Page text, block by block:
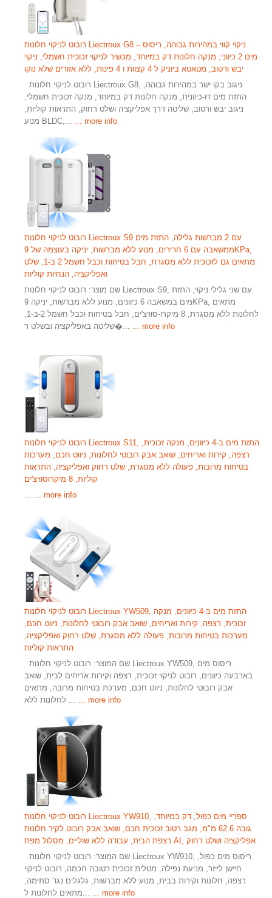
רובוט לניקוי חלונות Liectroux G8 – ניקוי קווי במהירות גבוהה, ריסוס
מים 2 כיווני, מנקה חלונות דק במיוחד, מכשיר לניקוי זכוכית חשמלי, ניקוי
יבש ורטוב, מטאטא ביוניק ל 4 קצוות ו 4 פינות, ללא אזורים שלא נוקו
התזת מים דו-כיוונית, מנקה חלונות דק במיוחד, מנקה זכוכית חשמלי,
ניגוב יבש ורטוב, שליטה דרך אפליקציה ושלט רחוק, התראות קוליות,
מנוע BLDC,...
... more info
רובוט לניקוי חלונות Liectroux S9 עם 2 מברשות גלילה, התזת מים
ממשאבה עם 6 חרירים, מנוע ללא מברשות, יניקה בעוצמה של 9KPa,
מתאים גם לזכוכית ללא מסגרת, חבל בטיחות וכבל חשמל 2 ב-1, שלט
ואפליקציה, הנחיות קוליות
שם מוצר: רובוט לניקוי חלונות Liectroux S9, עם שני גלילי ניקוי, התזת
מים במשאבה 6 כיוונים, מנוע ללא מברשות, יניקה 9KPa, מתאים
שליטה באפליקציה ובשלט ר�...
... more info
רובוט לניקוי חלונות Liectroux S11, התזת מים ב-4 כיוונים, מנקה זכוכית,
רצפה, קירות ואריחים, שואב אבק רובוטי לחלונות, ניווט חכם, מערכות
בטיחות מרובות, פעולה ללא מסגרת, שלט רחוק ואפליקציה, התראות
קוליות, 8 מיקרוסוויצ'ים
... more info
רובוט לניקוי חלונות Liectroux YW509, התזת מים ב-4 כיוונים, מנקה
זכוכית, רצפה, קירות ואריחים, שואב אבק רובוטי לחלונות, ניווט חכם,
מערכות בטיחות מרובות, פעולה ללא מסגרת, שלט רחוק ואפליקציה,
התראות קוליות
בארבעה כיוונים, רובוט לניקוי זכוכית, רצפה וקירות אריחים לבית, שואב
אבק רובוטי לחלונות, ניווט חכם, מערכת בטיחות מרובה, מתאים
... more info
רובוט לניקוי חלונות Liectroux YW910, ספריי מים כפול, דק במיוחד,
גובה 62.6 מ"מ, מגב רטוב זכוכית חכם, שואב אבק רובוט לקיר חלונות
רצפת הבית, עבודה ללא שוליים, מסלול מפת AI, אפליקציה ושלט רחוק
חיישן לייזר, מניעת נפילה, מטלית זכוכית רטובה חכמה, רובוט לניקוי
רצפה, חלונות וקירות בבית, מנוע ללא מברשות, גלגלים נגד סתימה,
... more info